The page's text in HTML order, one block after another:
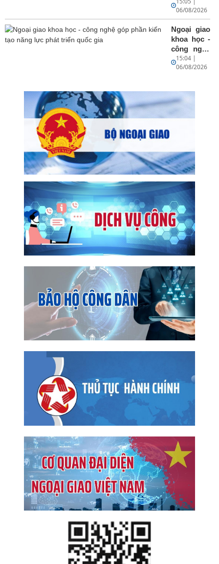
Cẩm Tú,
Ủy viên Bộ
Chính trị,
Thường
trực Ban
Bí thư tại
phiên họp
toàn thể về
Đảng và
đối ngoại
Nhân dân
06/08/2026
Ngoại giao
khoa học -
công nghệ
góp phần
kiến tạo
quốc gia
15:04 |
06/08/2026